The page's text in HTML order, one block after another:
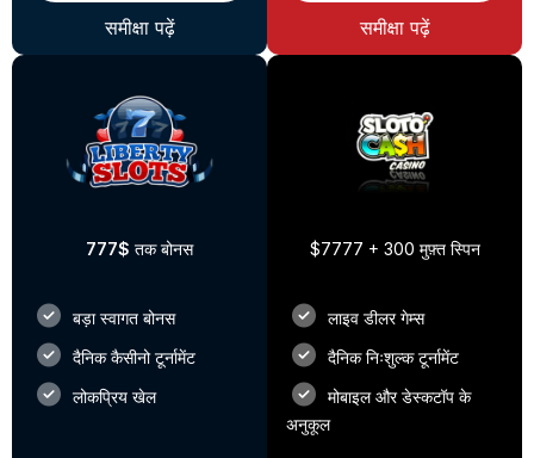
समीक्षा पढ़ें समीक्षा पढ़ें
777$ तक बोनस
बड़ा स्वागत बोनस
दैनिक कैसीनो टूर्नामेंट
लोकप्रिय खेल
$7777 + 300 मुफ़्त स्पिन
लाइव डीलर गेम्स
दैनिक निःशुल्क टूर्नामेंट
मोबाइल और डेस्कटॉप के
अनुकूल